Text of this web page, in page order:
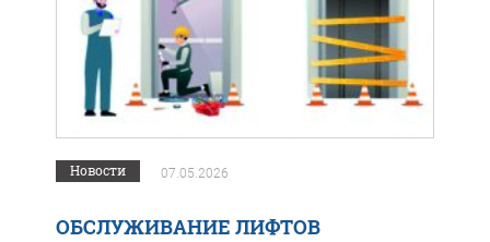
Новости 07.05.2026
ОБСЛУЖИВАНИЕ ЛИФТОВ